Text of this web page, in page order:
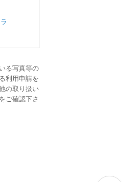
る写真等の
利用申請を
の取り扱い
をご確認下さ